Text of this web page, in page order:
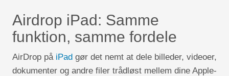
Airdrop iPad: Samme
funktion, samme fordele
AirDrop på iPad gør det nemt at dele billeder, videoer,
dokumenter og andre filer trådløst mellem dine Apple-